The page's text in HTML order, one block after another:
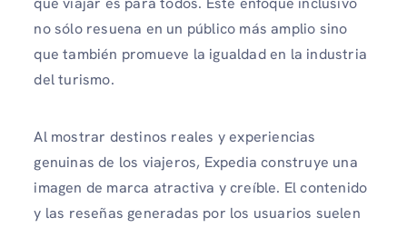
no sólo resuena en un público más amplio sino
que también promueve la igualdad en la industria
del turismo.
Al mostrar destinos reales y experiencias
genuinas de los viajeros, Expedia construye una
imagen de marca atractiva y creíble. El contenido
y las reseñas generadas por los usuarios suelen